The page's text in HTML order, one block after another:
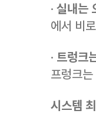
· 실내는
에서 비
· 트렁크
프렁크
시스템